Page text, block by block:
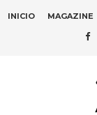
INICIO MAGAZINE